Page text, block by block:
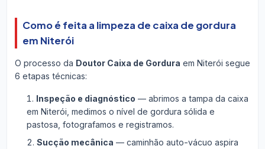
Como é feita a limpeza de caixa de gordura
em Niterói
O processo da Doutor Caixa de Gordura em Niterói segue
6 etapas técnicas:
Inspeção e diagnóstico — abrimos a tampa da caixa
em Niterói, medimos o nível de gordura sólida e
pastosa, fotografamos e registramos.
Sucção mecânica — caminhão auto-vácuo aspira